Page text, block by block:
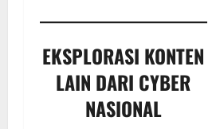
EKSPLORASI KONTEN
LAIN DARI CYBER
NASIONAL